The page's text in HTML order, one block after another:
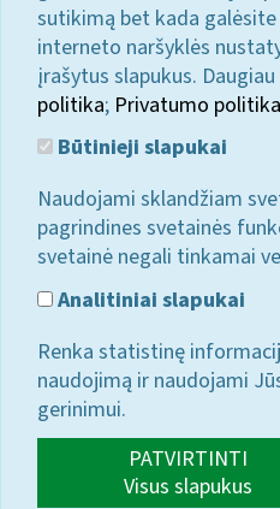
sutikimą bet kada
interneto naršyklės
įrašytus slapukus.
politika; Privatumo
Būtinieji slapukai
Naudojami sklandžiam
pagrindines svetainės
svetainė negali tinkamai
Analitiniai slapukai
Renka statistinę
naudojimą ir naudojami
gerinimui.
PATVIRTINTI
Visus slapukus